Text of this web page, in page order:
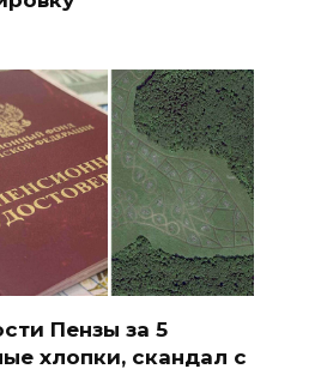
Пензы за 5
хлопки, скандал с